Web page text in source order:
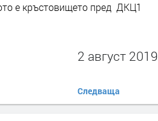
е кръстовището пред ДКЦ1
2 август 2019
Следваща